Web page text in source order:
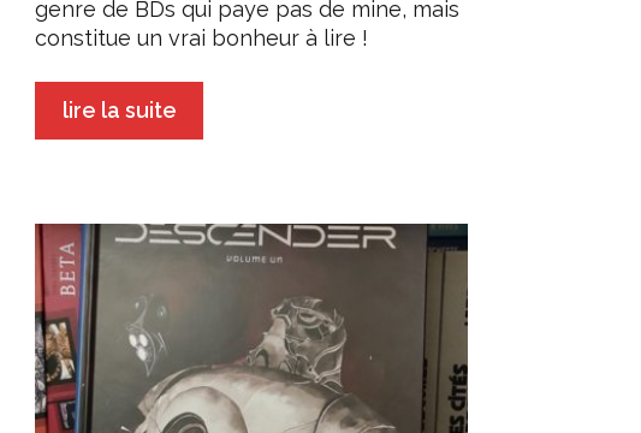
genre de BDs qui paye pas de mine, mais
constitue un vrai bonheur à lire !
lire la suite